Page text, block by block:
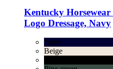
Kentucky Horsewear
Logo Dressage, Navy
Navy
Beige